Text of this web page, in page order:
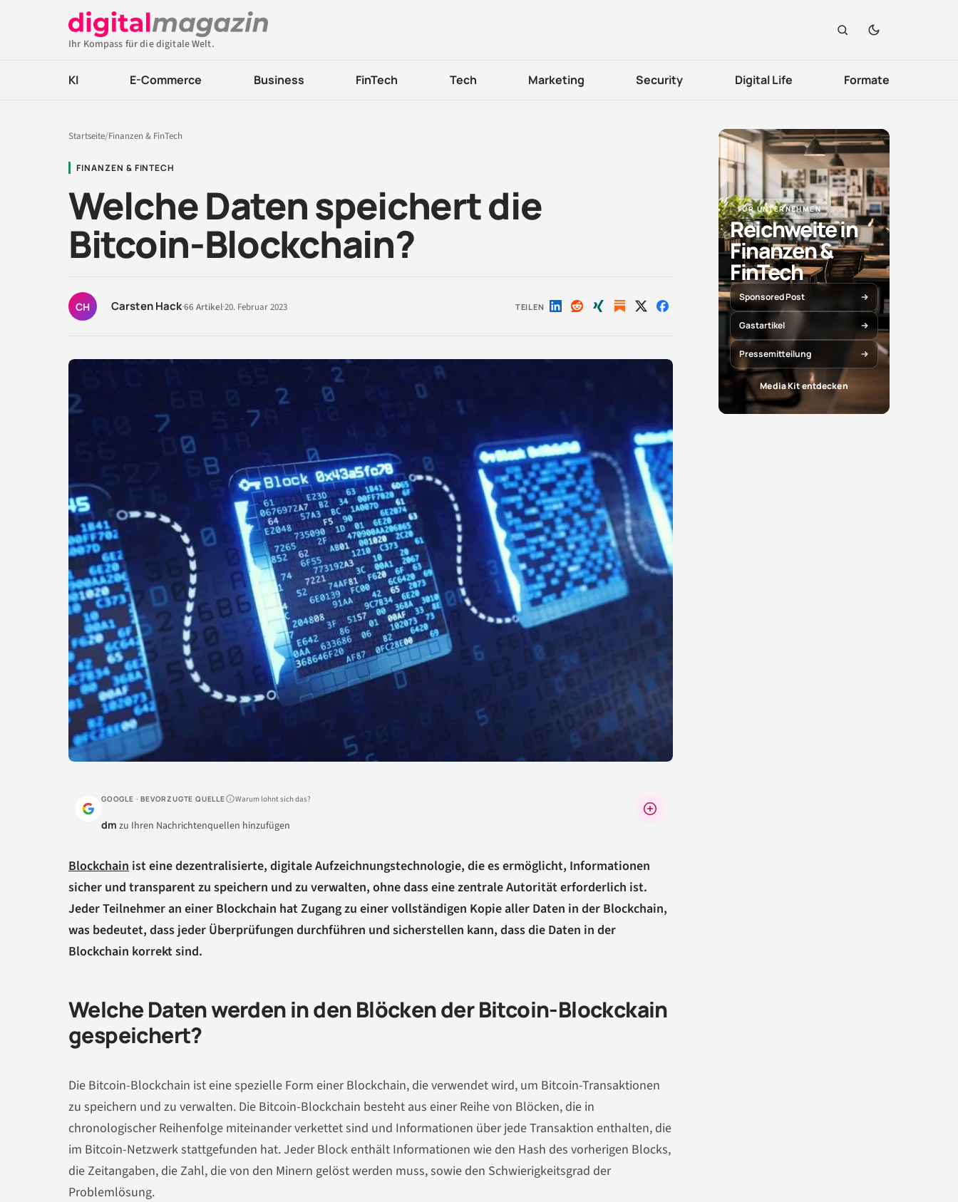
Ihr Kompass für die digitale Welt.
KI E-Commerce Business FinTech Tech Marketing Security Digital Life Formate
Startseite/Finanzen & FinTech
FINANZEN & FINTECH
Welche Daten speichert die
Bitcoin-Blockchain?
CH Carsten Hack·66 Artikel·20. Februar 2023 TEILEN Auf Auf Auf Auf Auf
GOOGLE · BEVORZUGTE QUELLE Warum lohnt sich das?
dm zu Ihren Nachrichtenquellen hinzufügen
Blockchain ist eine dezentralisierte, digitale Aufzeichnungstechnologie, die es ermöglicht, Informationen
sicher und transparent zu speichern und zu verwalten, ohne dass eine zentrale Autorität erforderlich ist.
Jeder Teilnehmer an einer Blockchain hat Zugang zu einer vollständigen Kopie aller Daten in der Blockchain,
was bedeutet, dass jeder Überprüfungen durchführen und sicherstellen kann, dass die Daten in der
Blockchain korrekt sind.
Welche Daten werden in den Blöcken der Bitcoin-Blockckain
gespeichert?
Die Bitcoin-Blockchain ist eine spezielle Form einer Blockchain, die verwendet wird, um Bitcoin-Transaktionen
zu speichern und zu verwalten. Die Bitcoin-Blockchain besteht aus einer Reihe von Blöcken, die in
chronologischer Reihenfolge miteinander verkettet sind und Informationen über jede Transaktion enthalten, die
im Bitcoin-Netzwerk stattgefunden hat. Jeder Block enthält Informationen wie den Hash des vorherigen Blocks,
die Zeitangaben, die Zahl, die von den Minern gelöst werden muss, sowie den Schwierigkeitsgrad der
Problemlösung.
FÜR UNTERNEHMEN
Reichweite in
Finanzen &
FinTech
Sponsored Post
Gastartikel
Pressemitteilung
Media Kit entdecken